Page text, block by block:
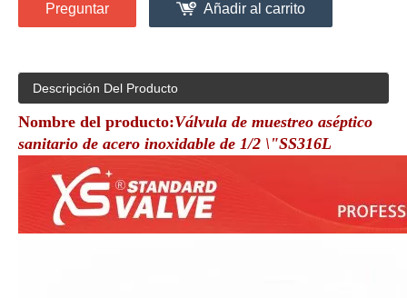
Preguntar Añadir al carrito
Descripción Del Producto
Nombre del producto:Válvula de muestreo aséptico
sanitario de acero inoxidable de 1/2 \"SS316L